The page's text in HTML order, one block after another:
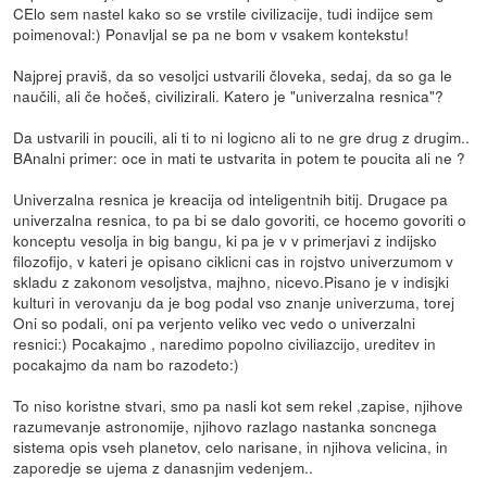
CElo sem nastel kako so se vrstile civilizacije, tudi indijce sem
poimenoval:) Ponavljal se pa ne bom v vsakem kontekstu!
Najprej praviš, da so vesoljci ustvarili človeka, sedaj, da so ga le
naučili, ali če hočeš, civilizirali. Katero je "univerzalna resnica"?
Da ustvarili in poucili, ali ti to ni logicno ali to ne gre drug z drugim..
BAnalni primer: oce in mati te ustvarita in potem te poucita ali ne ?
Univerzalna resnica je kreacija od inteligentnih bitij. Drugace pa
univerzalna resnica, to pa bi se dalo govoriti, ce hocemo govoriti o
konceptu vesolja in big bangu, ki pa je v v primerjavi z indijsko
filozofijo, v kateri je opisano ciklicni cas in rojstvo univerzumom v
skladu z zakonom vesoljstva, majhno, nicevo.Pisano je v indisjki
kulturi in verovanju da je bog podal vso znanje univerzuma, torej
Oni so podali, oni pa verjento veliko vec vedo o univerzalni
resnici:) Pocakajmo , naredimo popolno civiliazcijo, ureditev in
pocakajmo da nam bo razodeto:)
To niso koristne stvari, smo pa nasli kot sem rekel ,zapise, njihove
razumevanje astronomije, njihovo razlago nastanka soncnega
sistema opis vseh planetov, celo narisane, in njihova velicina, in
zaporedje se ujema z danasnjim vedenjem..